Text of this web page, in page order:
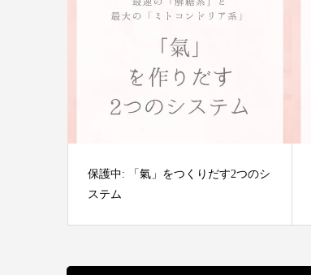
保護中: 「氣」をつくりだす2つのシ
ステム